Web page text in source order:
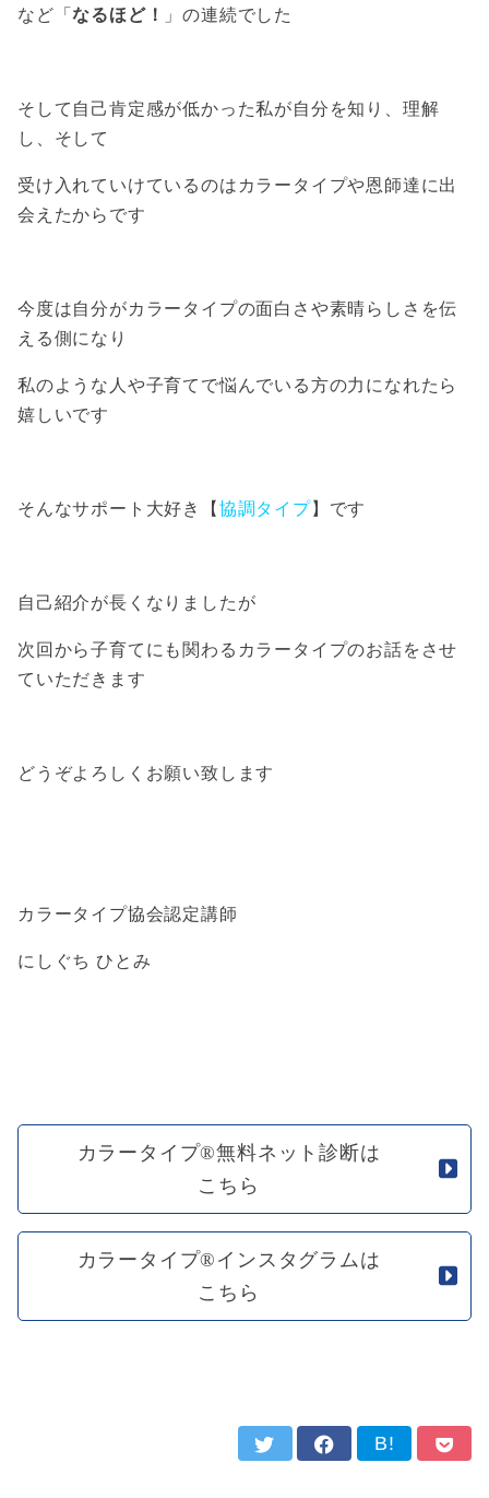
など「なるほど！ 」の連続でした
そして自己肯定感が低かった私が自分を知り、理解
し、そして
受け入れていけているのはカラータイプや恩師達に出
会えたからです
今度は自分がカラータイプの面白さや素晴らしさを伝
える側になり
私のような人や子育てで悩んでいる方の力になれたら
嬉しいです
そんなサポート大好き【 協調タイプ】です
自己紹介が長くなりましたが
次回から子育てにも関わるカラータイプのお話をさせ
ていただきます
どうぞよろしくお願い致します
カラータイプ協会認定講師
にしぐち ひとみ
カラータイプ®無料ネット診断は
こちら
カラータイプ®インスタグラムは
こちら
B!